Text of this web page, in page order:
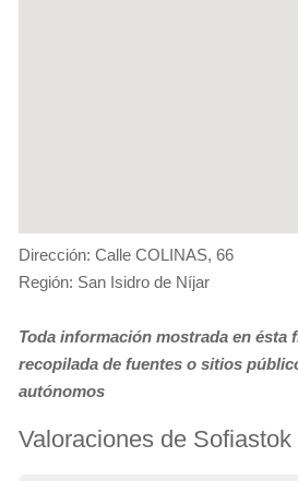
Dirección: Calle COLINAS, 66
Región: San Isidro de Níjar
Toda información mostrada en ésta
recopilada de fuentes o sitios
autónomos
Valoraciones de Sofiastok